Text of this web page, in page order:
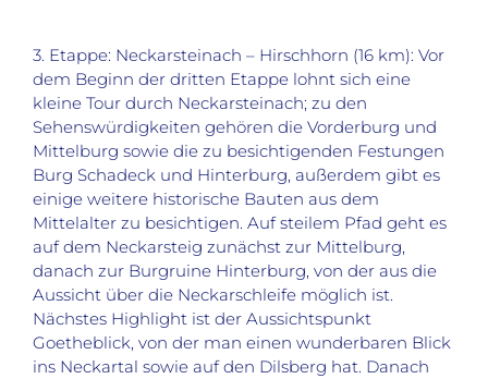
3. Etappe: Neckarsteinach – Hirschhorn (16 km): Vor
dem Beginn der dritten Etappe lohnt sich eine
kleine Tour durch Neckarsteinach; zu den
Sehenswürdigkeiten gehören die Vorderburg und
Mittelburg sowie die zu besichtigenden Festungen
Burg Schadeck und Hinterburg, außerdem gibt es
einige weitere historische Bauten aus dem
Mittelalter zu besichtigen. Auf steilem Pfad geht es
auf dem Neckarsteig zunächst zur Mittelburg,
danach zur Burgruine Hinterburg, von der aus die
Aussicht über die Neckarschleife möglich ist.
Nächstes Highlight ist der Aussichtspunkt
Goetheblick, von der man einen wunderbaren Blick
ins Neckartal sowie auf den Dilsberg hat. Danach